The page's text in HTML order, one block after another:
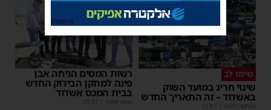
שימו לב
שינוי חריג במועד השוק
באשדוד – זה התאריך החדש
מנחם דויטש 16:07
רשות המסים הניחה אבן
פינה למתקן הבידוק החדש
בבית המכס אשדוד
משה קאהן 15:37
פרסומת